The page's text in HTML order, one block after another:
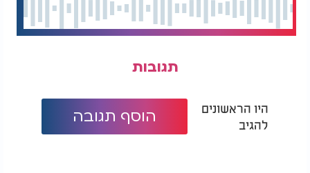
הרב מאיר בראל: חרקים במזון: האם יש פירות וירקות
שראוי להימנע מאכילתם?
תגובות
היו הראשונים
להגיב
הוסף תגובה